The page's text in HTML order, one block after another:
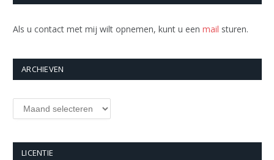
Als u contact met mij wilt opnemen, kunt u een mail sturen.
ARCHIEVEN
Archieven
LICENTIE